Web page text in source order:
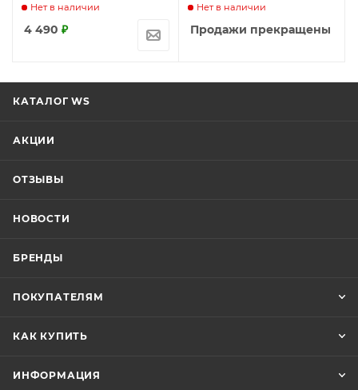
Нет в наличии
4 490 ₽
Нет в наличии
Продажи прекращены
КАТАЛОГ WS
АКЦИИ
ОТЗЫВЫ
НОВОСТИ
БРЕНДЫ
ПОКУПАТЕЛЯМ
КАК КУПИТЬ
ИНФОРМАЦИЯ